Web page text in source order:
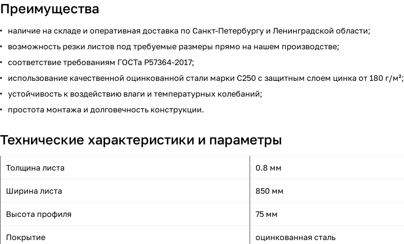
Преимущества
наличие на складе и оперативная доставка по Санкт-Петербургу и Ленинградской области;
возможность резки листов под требуемые размеры прямо на нашем производстве;
соответствие требованиям ГОСТа Р57364-2017;
использование качественной оцинкованной стали марки С250 с защитным слоем цинка от 180 г/м²;
устойчивость к воздействию влаги и температурных колебаний;
простота монтажа и долговечность конструкции.
Технические характеристики и параметры
Толщина листа 0.8 мм
Ширина листа 850 мм
Высота профиля 75 мм
Покрытие оцинкованная сталь